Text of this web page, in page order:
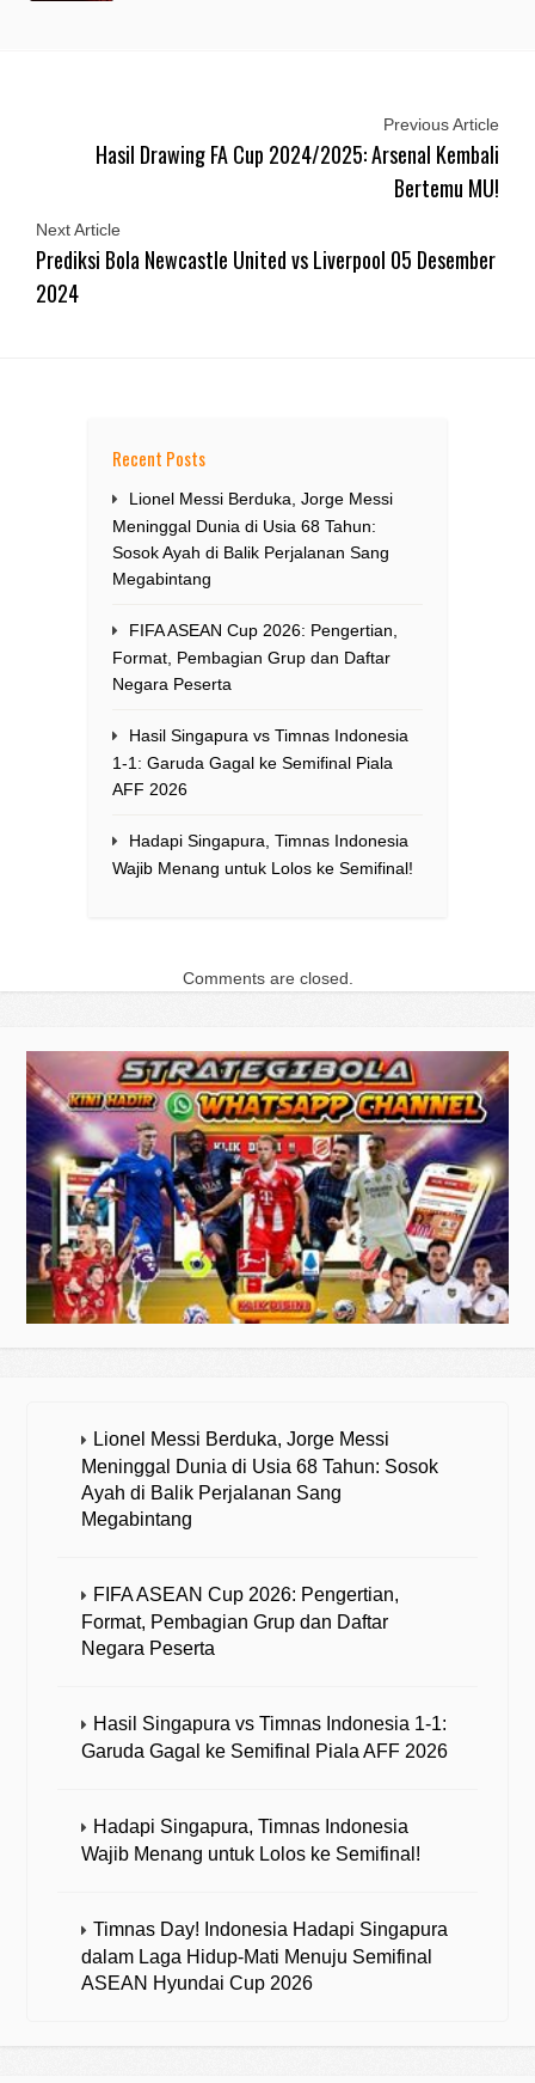
Previous Article
Hasil Drawing FA Cup 2024/2025: Arsenal Kembali
Bertemu MU!
Next Article
Prediksi Bola Newcastle United vs Liverpool 05 Desember
2024
Recent Posts
Lionel Messi Berduka, Jorge Messi
Meninggal Dunia di Usia 68 Tahun:
Sosok Ayah di Balik Perjalanan Sang
Megabintang
FIFA ASEAN Cup 2026: Pengertian,
Format, Pembagian Grup dan Daftar
Negara Peserta
Hasil Singapura vs Timnas Indonesia
1-1: Garuda Gagal ke Semifinal Piala
AFF 2026
Hadapi Singapura, Timnas Indonesia
Wajib Menang untuk Lolos ke Semifinal!
Comments are closed.
Lionel Messi Berduka, Jorge Messi
Meninggal Dunia di Usia 68 Tahun: Sosok
Ayah di Balik Perjalanan Sang
Megabintang
FIFA ASEAN Cup 2026: Pengertian,
Format, Pembagian Grup dan Daftar
Negara Peserta
Hasil Singapura vs Timnas Indonesia 1-1:
Garuda Gagal ke Semifinal Piala AFF 2026
Hadapi Singapura, Timnas Indonesia
Wajib Menang untuk Lolos ke Semifinal!
Timnas Day! Indonesia Hadapi Singapura
dalam Laga Hidup-Mati Menuju Semifinal
ASEAN Hyundai Cup 2026